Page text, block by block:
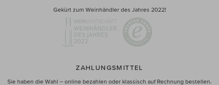
Gekürt zum Weinhändler des Jahres 2022!
ZAHLUNGSMITTEL
Sie haben die Wahl – online bezahlen oder klassisch auf Rechnung bestellen.